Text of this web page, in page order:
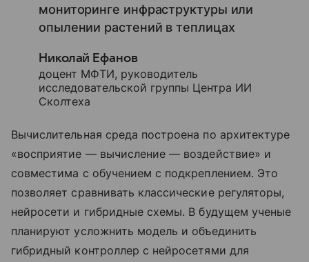
мониторинге инфраструктуры или
опылении растений в теплицах
Николай Ефанов
доцент МФТИ, руководитель
исследовательской группы Центра ИИ
Сколтеха
Вычислительная среда построена по архитектуре
«восприятие — вычисление — воздействие» и
совместима с обучением с подкреплением. Это
позволяет сравнивать классические регуляторы,
нейросети и гибридные схемы. В будущем ученые
планируют усложнить модель и объединить
гибридный контроллер с нейросетями для